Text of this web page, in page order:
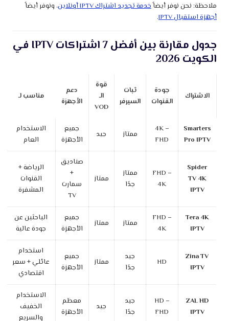
ملاحظة: نحن نوفر أيضاًخدمة تجديد اشتراك IPTV أونلاين
، ونوفر أيضاً
أجهزة استقبال IPTV
.
جدول مقارنة بين أفضل 7 اشتراكات IPTV في
الكويت 2026
الاشتراك
جودة
القنوات
ثبات
السيرفر
قوة
الـ
VOD
دعم
الأجهزة
مناسب لـ
Smarters
Pro IPTV
4K –
FHD
ممتاز جيد
جميع
الأجهزة
الاستخدام
العام
Spider
TV 4K
IPTV
FHD –
4K
ممتاز
جدًا
ممتاز
صناديق
+
سمارت
TV
الرياضة +
القنوات
المشفرة
Tera 4K
IPTV
FHD –
4K
ممتاز ممتاز
جميع
الأجهزة
الباحثين عن
جودة عالية
Zina TV
IPTV
HD
جيد
جدًا
ممتاز
جميع
الأجهزة
استخدام
عائلي + سعر
اقتصادي
ZAL HD
IPTV
HD –
FHD
جيد
جدًا
جيد
معظم
الأجهزة
الاستخدام
الخفيف
والسريع